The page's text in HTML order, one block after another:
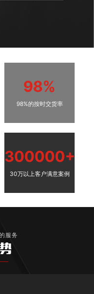
98%
98%的按时交货率
300000+
30万以上客户满意案例
服务